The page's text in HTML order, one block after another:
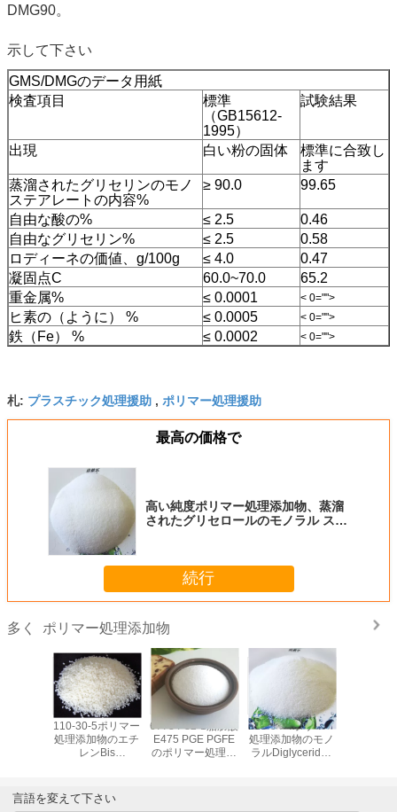
DMG90。
示して下さい
GMS/DMGのデータ用紙
検査項目
標準
（GB15612-
1995）
試験結果
出現 白い粉の固体
標準に合致し
ます
蒸溜されたグリセリンのモノ
ステアレートの内容%
≥ 90.0 99.65
自由な酸の% ≤ 2.5
0.46
自由なグリセリン%
≤ 2.5
0.58
ロディーネの価値、g/100g
≤ 4.0
0.47
凝固点C
60.0~70.0
65.2
重金属%
≤ 0.0001 < 0="">
ヒ素の（ように） % ≤ 0.0005 < 0="">
鉄（Fe） % ≤ 0.0002 < 0="">
札: プラスチック処理援助 , ポリマー処理援助
最高の価格で
高い純度ポリマー処理添加物、蒸溜
されたグリセロールのモノラル ステ
続行
多く ポリマー処理添加物
キする
110-30-5ポリマー
処理添加物のエチ
レンBis
ックス
67784-82-1脂肪酸
E475 PGE PGFE
のポリマー処理添
123-94-4ポリマー
処理添加物のモノ
ラルDiglycerides
言語を変えて下さい